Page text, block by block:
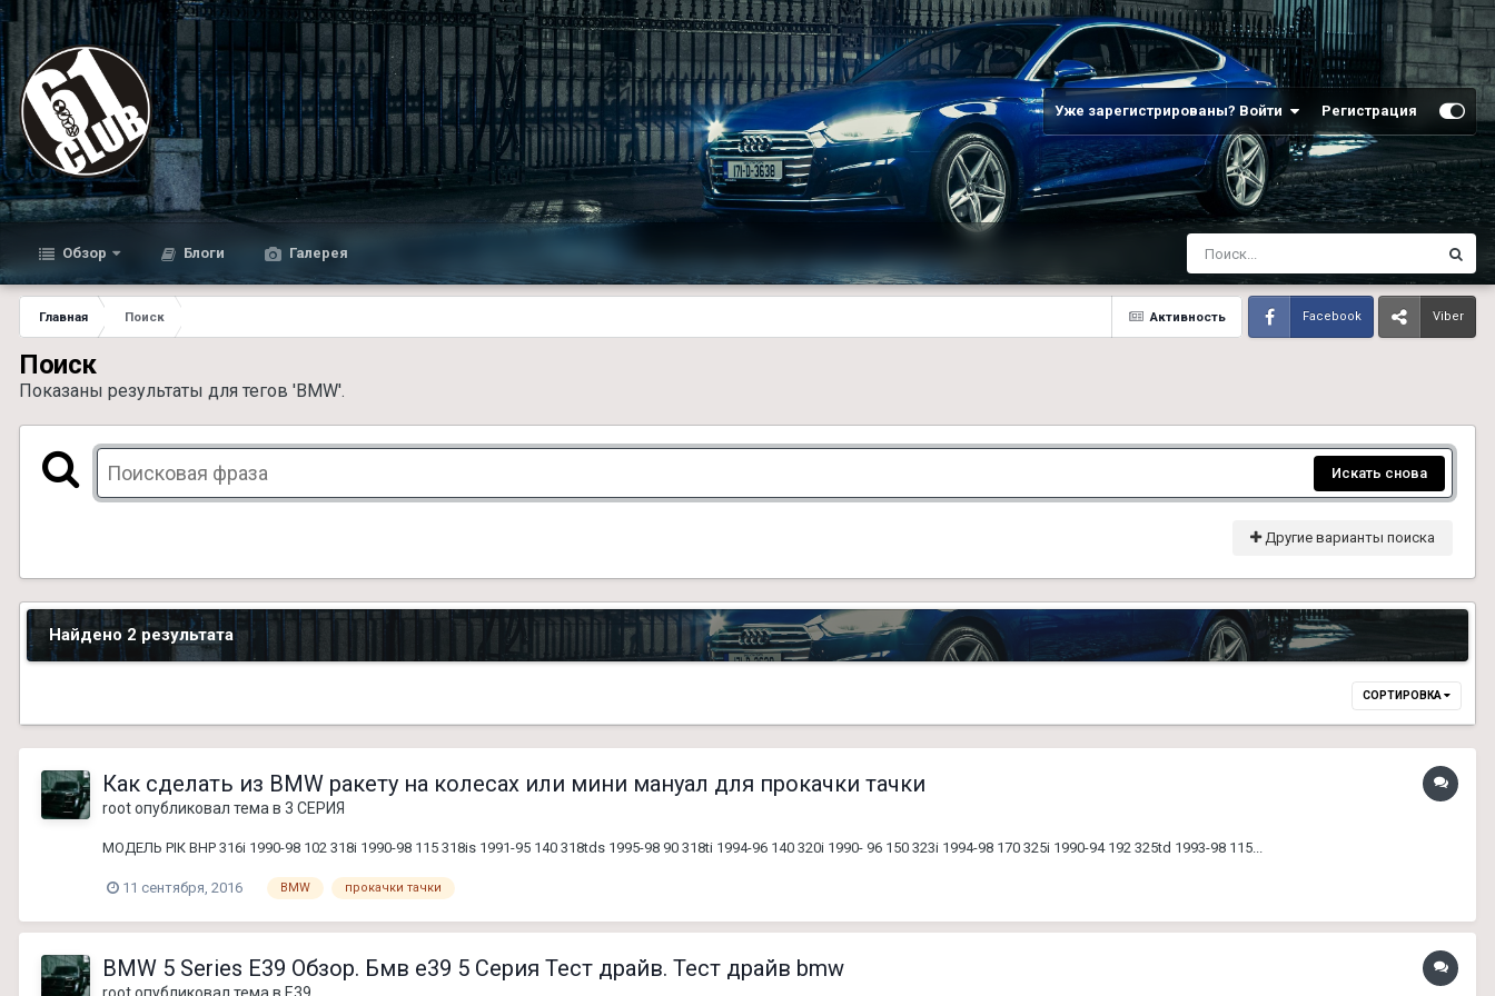
Уже зарегистрированы? Войти Регистрация
Обзор Блоги Галерея
Активность
Главная Поиск Facebook Viber
Поиск
Показаны результаты для тегов 'BMW'.
Искать снова
Другие варианты поиска
Найдено 2 результата
СОРТИРОВКА
Как сделать из BMW ракету на колесах или мини мануал для прокачки тачки
rootопубликовал тема в 3 СЕРИЯ
МОДЕЛЬ РІК BHP 316i 1990-98 102 318i 1990-98 115 318is 1991-95 140 318tds 1995-98 90 318ti 1994-96 140 320i 1990- 96 150 323i 1994-98 170 325i 1990-94 192 325td 1993-98 115...
11 сентября, 2016 BMW прокачки тачки
BMW 5 Series E39 Обзор. Бмв е39 5 Серия Тест драйв. Тест драйв bmw